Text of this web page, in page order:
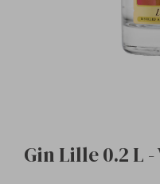
Gin Lille 0.2 L